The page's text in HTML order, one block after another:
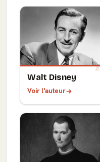
Walt Disney
Voir l'auteur